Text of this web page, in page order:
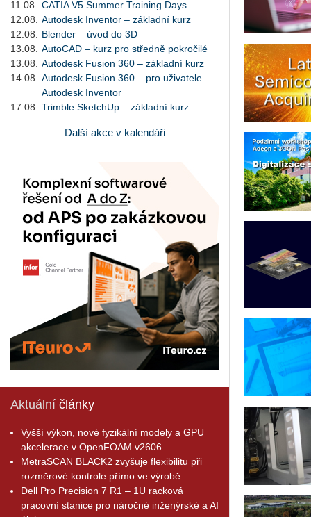
11.08.
CATIA V5 Summer Training Days
12.08.
Autodesk Inventor – základní kurz
12.08.
Blender – úvod do 3D
13.08.
AutoCAD – kurz pro středně pokročilé
13.08.
Autodesk Fusion 360 – základní kurz
14.08.
Autodesk Fusion 360 – pro uživatele
Autodesk Inventor
17.08.
Trimble SketchUp – základní kurz
Další akce v kalendáři
Aktuální články
Vyšší výkon, nové fyzikální modely a GPU
akcelerace v OpenFOAM v2606
MetraSCAN BLACK2 zvyšuje flexibilitu při
rozměrové kontrole přímo ve výrobě
Dell Pro Precision 7 R1 – 1U racková
pracovní stanice pro náročné inženýrské a AI